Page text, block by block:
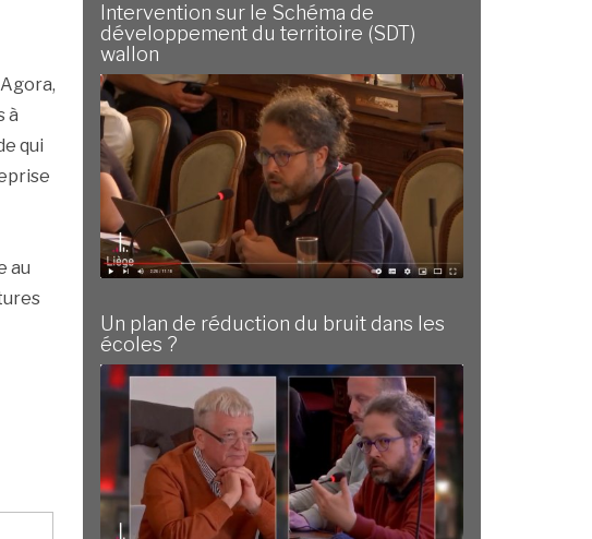
à
qui
au
Intervention sur le Schéma de
développement du territoire (SDT)
wallon
Un plan de réduction du bruit dans les
écoles ?